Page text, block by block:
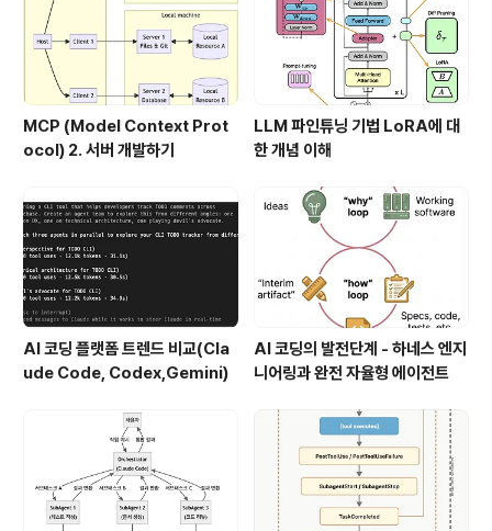
MCP (Model Context Prot
ocol) 2. 서버 개발하기
LLM 파인튜닝 기법 LoRA에 대
한 개념 이해
AI 코딩 플랫폼 트렌드 비교(Cla
ude Code, Codex,Gemini)
AI 코딩의 발전단계 - 하네스 엔지
니어링과 완전 자율형 에이전트